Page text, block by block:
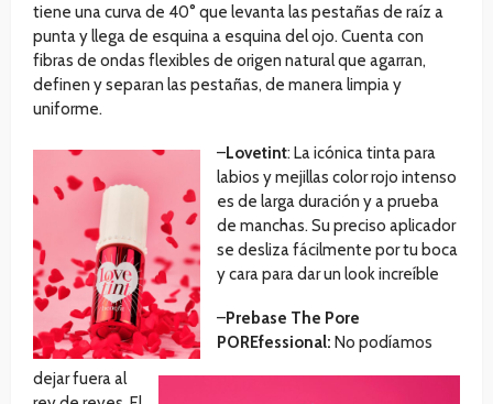
tiene una curva de 40° que levanta las pestañas de raíz a
punta y llega de esquina a esquina del ojo. Cuenta con
fibras de ondas flexibles de origen natural que agarran,
definen y separan las pestañas, de manera limpia y
uniforme.
–Lovetint: La icónica tinta para
labios y mejillas color rojo intenso
es de larga duración y a prueba
de manchas. Su preciso aplicador
se desliza fácilmente por tu boca
y cara para dar un look increíble
–Prebase The Pore
POREfessional: No podíamos
dejar fuera al